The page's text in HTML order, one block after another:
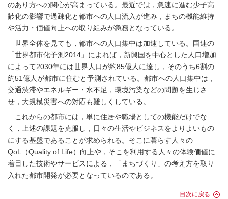
のあり方への関心が高まっている。最近では，急速に進む少子高
齢化の影響で過疎化と都市への人口流入が進み，まちの機能維持
や活力・価値向上への取り組みが急務となっている。
世界全体を見ても，都市への人口集中は加速している。国連の
「世界都市化予測2014」によれば，新興国を中心とした人口増加
によって2030年には世界人口が約85億人に達し，そのうち6割の
約51億人が都市に住むと予測されている。都市への人口集中は，
交通渋滞やエネルギー・水不足，環境汚染などの問題を生じさ
せ，大規模災害への対応も難しくしている。
これからの都市には，単に住居や職場としての機能だけでな
く，上述の課題を克服し，日々の生活やビジネスをよりよいもの
にする基盤であることが求められる。そこに暮らす人々の
QoL（Quality of Life）向上や，そこを利用する人々の体験価値に
着目した技術やサービスによる，「まちづくり」の考え方を取り
入れた都市開発が必要となっているのである。
目次に戻る